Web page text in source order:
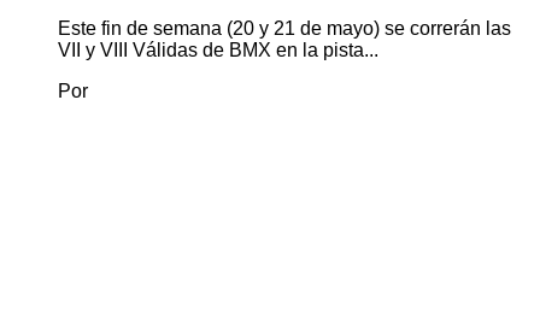
Este fin de semana (20 y 21 de mayo) se correrán las
VII y VIII Válidas de BMX en la pista...
Por